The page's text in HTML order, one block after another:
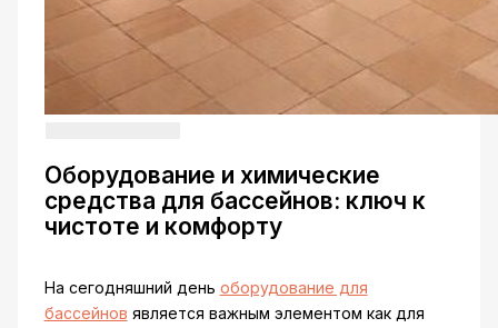
Оборудование и химические
средства для бассейнов: ключ к
чистоте и комфорту
На сегодняшний день оборудование для
бассейнов является важным элементом как для